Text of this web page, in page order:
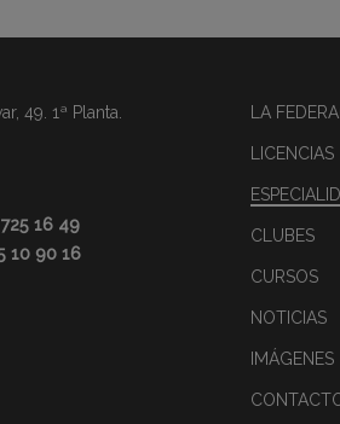
49. 1ª Planta.
16 49
10 90 16
LA
LICENCIAS
CLUBES
CURSOS
NOTICIAS
IMÁGENES